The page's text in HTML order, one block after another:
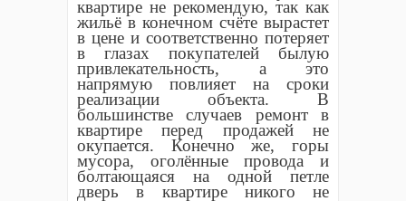
квартире не рекомендую, так как
жильё в конечном счёте вырастет
в цене и соответственно потеряет
в глазах покупателей былую
привлекательность, а это
напрямую повлияет на сроки
реализации объекта. В
большинстве случаев ремонт в
квартире перед продажей не
окупается. Конечно же, горы
мусора, оголённые провода и
болтающаяся на одной петле
дверь в квартире никого не